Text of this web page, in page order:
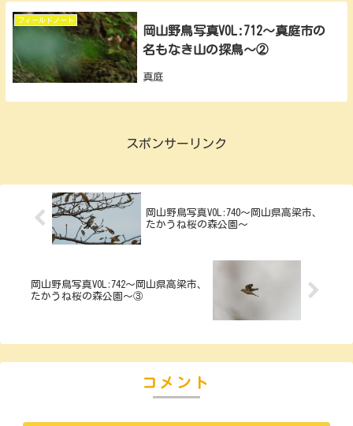
フィールドノート
岡山野鳥写真VOL:712～真庭市の
名もなき山の探鳥～②
真庭
スポンサーリンク
岡山野鳥写真VOL:740～岡山県高梁市、
たかうね桜の森公園～
岡山野鳥写真VOL:742～岡山県高梁市、
たかうね桜の森公園～③
コメント